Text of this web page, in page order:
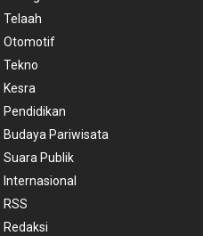
Telaah
Otomotif
Tekno
Kesra
Pendidikan
Budaya Pariwisata
Suara Publik
Internasional
RSS
Redaksi